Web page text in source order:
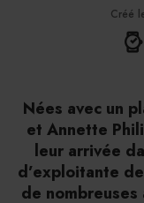
Créé
Nées avec un
et Annette
leur arrivée
d’exploitante
de